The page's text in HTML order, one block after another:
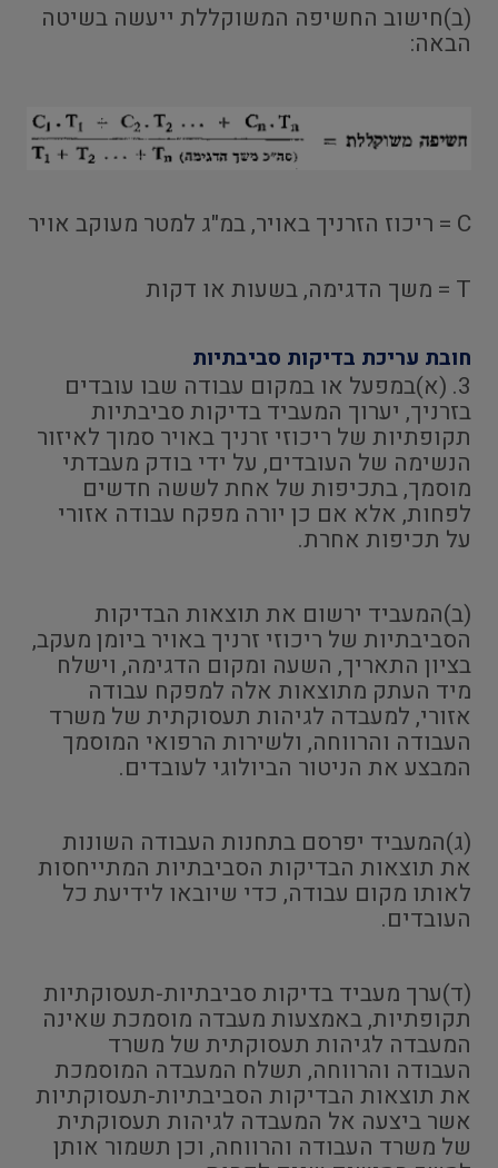
(ב)חישוב החשיפה המשוקללת ייעשה בשיטה
הבאה:
C = ריכוז הזרניך באויר, במ"ג למטר מעוקב אויר
T = משך הדגימה, בשעות או דקות
חובת עריכת בדיקות סביבתיות
3. (א)במפעל או במקום עבודה שבו עובדים
בזרניך, יערוך המעביד בדיקות סביבתיות
תקופתיות של ריכוזי זרניך באויר סמוך לאיזור
הנשימה של העובדים, על ידי בודק מעבדתי
מוסמך, בתכיפות של אחת לששה חדשים
לפחות, אלא אם כן יורה מפקח עבודה אזורי
על תכיפות אחרת.
(ב)המעביד ירשום את תוצאות הבדיקות
הסביבתיות של ריכוזי זרניך באויר ביומן מעקב,
בציון התאריך, השעה ומקום הדגימה, וישלח
מיד העתק מתוצאות אלה למפקח עבודה
אזורי, למעבדה לגיהות תעסוקתית של משרד
העבודה והרווחה, ולשירות הרפואי המוסמך
המבצע את הניטור הביולוגי לעובדים.
(ג)המעביד יפרסם בתחנות העבודה השונות
את תוצאות הבדיקות הסביבתיות המתייחסות
לאותו מקום עבודה, כדי שיובאו לידיעת כל
העובדים.
(ד)ערך מעביד בדיקות סביבתיות-תעסוקתיות
תקופתיות, באמצעות מעבדה מוסמכת שאינה
המעבדה לגיהות תעסוקתית של משרד
העבודה והרווחה, תשלח המעבדה המוסמכת
את תוצאות הבדיקות הסביבתיות-תעסוקתיות
אשר ביצעה אל המעבדה לגיהות תעסוקתית
של משרד העבודה והרווחה, וכן תשמור אותן